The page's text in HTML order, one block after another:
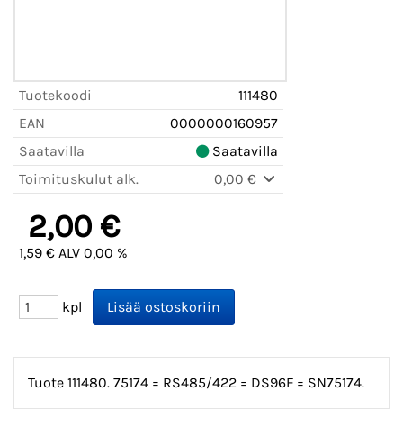
Tuotekoodi
111480
EAN
0000000160957
Saatavilla
Saatavilla
Toimituskulut alk.
0,00 €
2,00 €
1,59 € ALV 0,00 %
kpl
Tuote 111480. 75174 = RS485/422 = DS96F = SN75174.